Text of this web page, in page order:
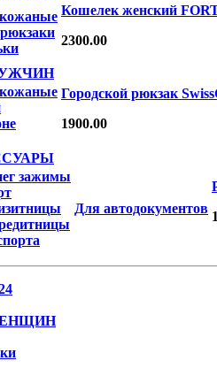
Кошелек женский
2300.00
Городской рюкзак
1900.00
зажимы
Для автодокументов